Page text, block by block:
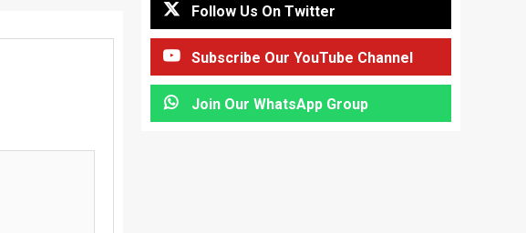
Follow Us On Twitter
Subscribe Our YouTube Channel
Join Our WhatsApp Group